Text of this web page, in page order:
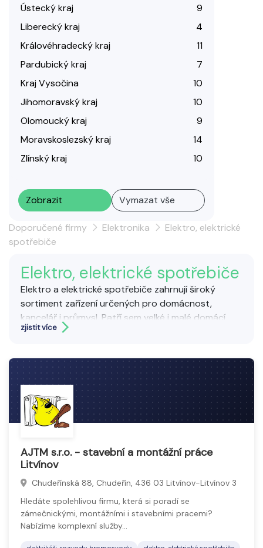
Ústecký kraj
9
Liberecký kraj
4
Královéhradecký kraj
11
Pardubický kraj
7
Kraj Vysočina
10
Jihomoravský kraj
10
Olomoucký kraj
9
Moravskoslezský kraj
14
Zlínský kraj
10
Zobrazit Vymazat vše
Doporučené firmy Elektronika
Elektro, elektrické
spotřebiče
Elektro, elektrické spotřebiče
Elektro a elektrické spotřebiče zahrnují široký
sortiment zařízení určených pro domácnost,
kancelář i průmysl. Patří sem velké i malé domácí
spotřebiče, spotřební elektronika, osvětlení,
Spotřebiče se stávají nedílnou součástí
každodenních činností a slouží ke zvýšení komfortu
a efektivity.
Důraz je kladen na úspornost, chytré funkce a
zjistit více
AJTM s.r.o. - stavební a montážní práce
Litvínov
Chudeřínská 88, Chudeřín, 436 03 Litvínov-Litvínov 3
Hledáte spolehlivou firmu, která si poradí se
zámečnickými, montážními i stavebními pracemi?
Nabízíme komplexní služby…